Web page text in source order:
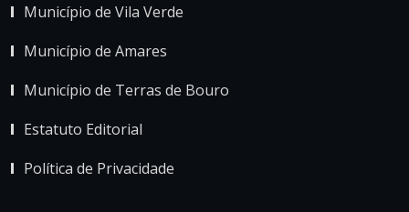
Município de Vila Verde
Município de Amares
Município de Terras de Bouro
Estatuto Editorial
Política de Privacidade